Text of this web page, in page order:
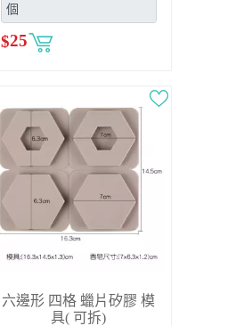
$25
六邊形 四格 蠟片矽膠 模
具( 可拆)